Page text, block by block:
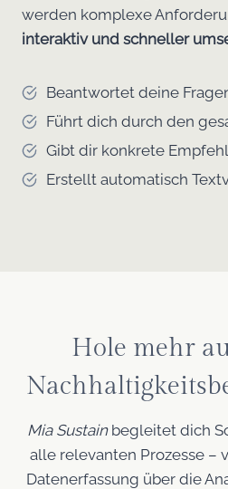
werden komplexe
interaktiv und schneller
Beantwortet deine
Führt dich durch den
Gibt dir konkrete
Erstellt automatisch
Hole mehr
Mia Sustainbegleitet dich
alle relevanten Prozesse –
Datenerfassung über die